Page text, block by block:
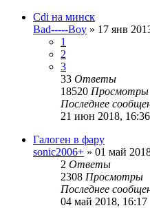
Cdi на минск
Bad-----Boy » 17 янв
1
2
3
33 Ответы
18520 Просмотры
Последнее
21 июн 2018, 16:36
Галоген в фару
sonic2006+ » 01 май
2 Ответы
2308 Просмотры
Последнее
04 май 2018, 16:17